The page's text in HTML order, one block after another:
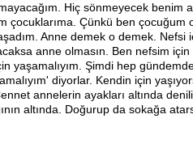
Hiç sönmeyecek benim
çocuklarıma. Çünkü ben çocuğum
Anne demek o demek. Nefsi
anne olmasın. Ben nefsim
yaşamalıyım. Şimdi hep
diyorlar. Kendin için
annelerin ayakları altında
altında. Doğurup da sokağa